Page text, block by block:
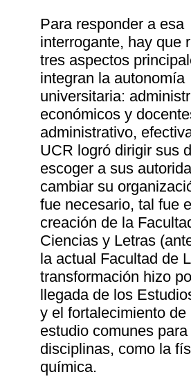
Para responder a esa
interrogante, hay que
tres aspectos
integran la autonomía
universitaria:
económicos y
administrativo,
UCR logró dirigir sus
escoger a sus
cambiar su
fue necesario, tal fue
creación de la
Ciencias y Letras
la actual Facultad de
transformación hizo
llegada de los
y el fortalecimiento de
estudio comunes
disciplinas, como la
química.